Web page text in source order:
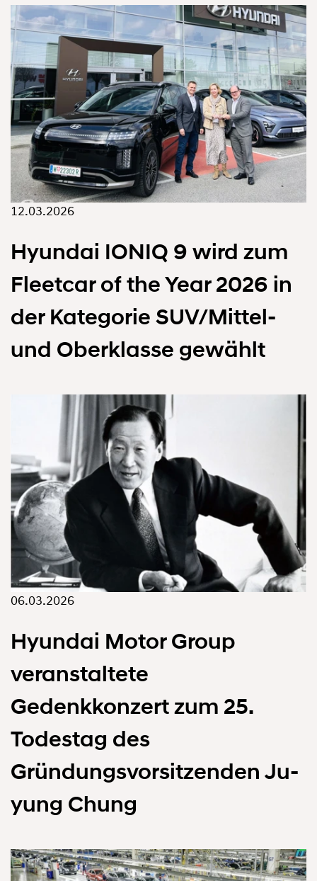
12.03.2026
Hyundai IONIQ 9 wird zum
Fleetcar of the Year 2026 in
der Kategorie SUV/Mittel-
und Oberklasse gewählt
06.03.2026
Hyundai Motor Group
veranstaltete
Gedenkkonzert zum 25.
Todestag des
Gründungsvorsitzenden Ju-
yung Chung